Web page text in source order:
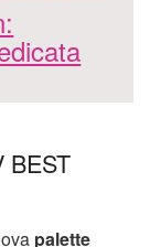
BEST
palette